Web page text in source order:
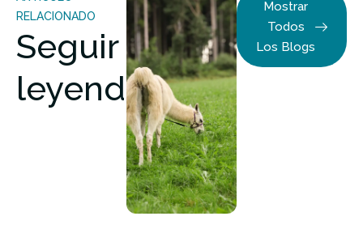
RELACIONADO
Seguir
leyendo
Mostrar
Todos
Los Blogs